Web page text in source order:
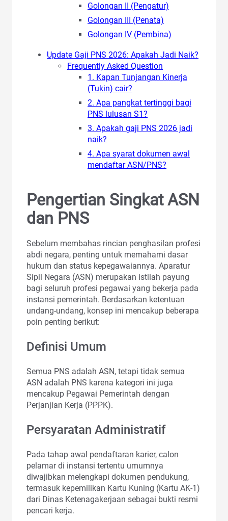
Golongan II (Pengatur)
Golongan III (Penata)
Golongan IV (Pembina)
Update Gaji PNS 2026: Apakah Jadi Naik?
Frequently Asked Question
1. Kapan Tunjangan Kinerja
(Tukin) cair?
2. Apa pangkat tertinggi bagi
PNS lulusan S1?
3. Apakah gaji PNS 2026 jadi
naik?
4. Apa syarat dokumen awal
mendaftar ASN/PNS?
Pengertian Singkat ASN
dan PNS
Sebelum membahas rincian penghasilan profesi
abdi negara, penting untuk memahami dasar
hukum dan status kepegawaiannya. Aparatur
Sipil Negara (ASN) merupakan istilah payung
bagi seluruh profesi pegawai yang bekerja pada
instansi pemerintah. Berdasarkan ketentuan
undang-undang, konsep ini mencakup beberapa
poin penting berikut:
Definisi Umum
Semua PNS adalah ASN, tetapi tidak semua
ASN adalah PNS karena kategori ini juga
mencakup Pegawai Pemerintah dengan
Perjanjian Kerja (PPPK).
Persyaratan Administratif
Pada tahap awal pendaftaran karier, calon
pelamar di instansi tertentu umumnya
diwajibkan melengkapi dokumen pendukung,
termasuk kepemilikan Kartu Kuning (Kartu AK-1)
dari Dinas Ketenagakerjaan sebagai bukti resmi
pencari kerja.